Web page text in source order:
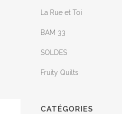
La Rue et Toi
BAM 33
SOLDES
Fruity Quilts
CATÉGORIES